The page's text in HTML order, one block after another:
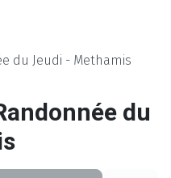
du Jeudi - Methamis
du